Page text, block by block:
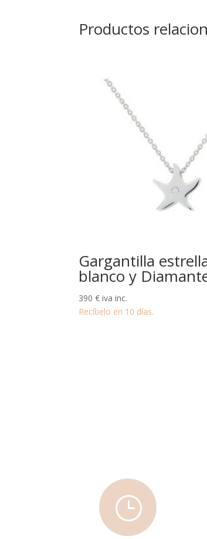
Productos
Gargantilla
blanco y
390€ iva inc.
Recíbelo en 10 días.
}